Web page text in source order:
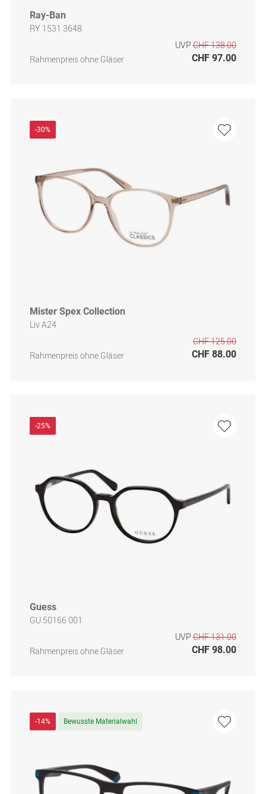
Ray-Ban
RY 1531 3648
Rahmenpreis ohne Gläser
UVP CHF 138.00
CHF 97.00
-30%
Mister Spex Collection
Liv A24
Rahmenpreis ohne Gläser
CHF 125.00
CHF 88.00
-25%
Guess
GU 50166 001
Rahmenpreis ohne Gläser
UVP CHF 131.00
CHF 98.00
-14% Bewusste Materialwahl